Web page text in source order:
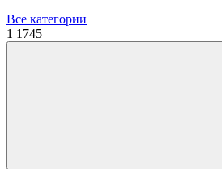
Все категории
1 1745